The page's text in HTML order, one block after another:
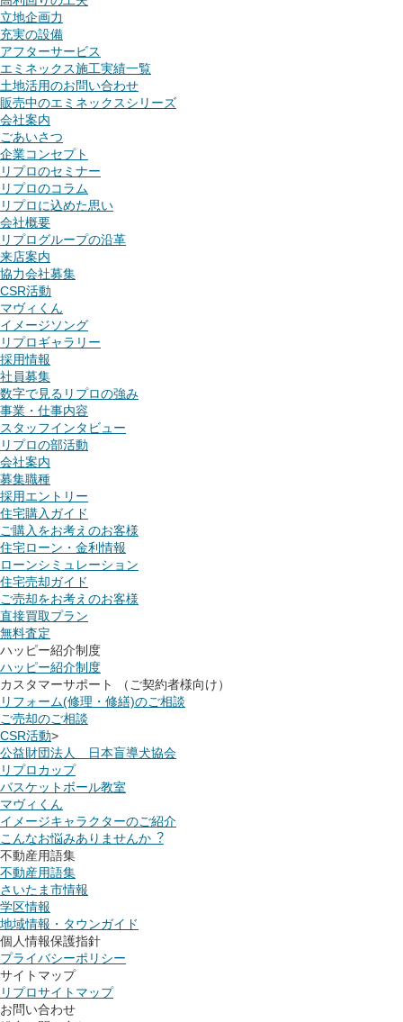
立地企画力
充実の設備
アフターサービス
エミネックス施工実績一覧
土地活用のお問い合わせ
販売中のエミネックスシリーズ
会社案内
ごあいさつ
企業コンセプト
リプロのセミナー
リプロのコラム
リプロに込めた思い
会社概要
リプログループの沿革
来店案内
協力会社募集
CSR活動
マヴィくん
イメージソング
リプロギャラリー
採用情報
社員募集
数字で見るリプロの強み
事業・仕事内容
スタッフインタビュー
リプロの部活動
会社案内
募集職種
採用エントリー
住宅購入ガイド
ご購入をお考えのお客様
住宅ローン・金利情報
ローンシミュレーション
住宅売却ガイド
ご売却をお考えのお客様
直接買取プラン
無料査定
ハッピー紹介制度
ハッピー紹介制度
カスタマーサポート （ご契約者様向け）
リフォーム(修理・修繕)のご相談
ご売却のご相談
CSR活動>
公益財団法人 日本盲導犬協会
リプロカップ
バスケットボール教室
マヴィくん
イメージキャラクターのご紹介
こんなお悩みありませんか︖
不動産用語集
不動産用語集
さいたま市情報
学区情報
地域情報・タウンガイド
個人情報保護指針
プライバシーポリシー
サイトマップ
リプロサイトマップ
お問い合わせ